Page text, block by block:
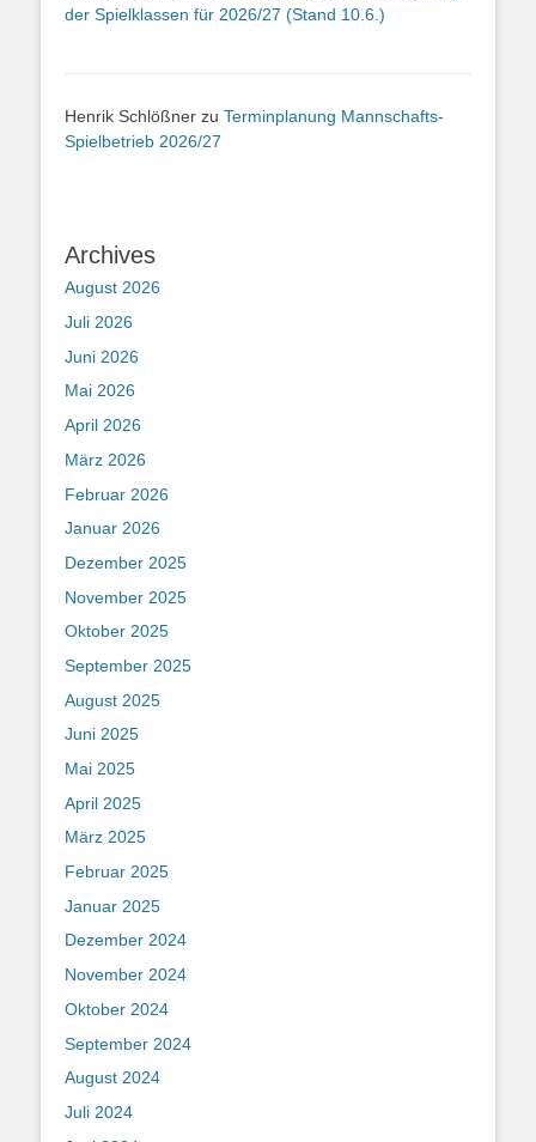
der Spielklassen für 2026/27 (Stand 10.6.)
Henrik Schlößner zu Terminplanung Mannschafts-
Spielbetrieb 2026/27
Archives
August 2026
Juli 2026
Juni 2026
Mai 2026
April 2026
März 2026
Februar 2026
Januar 2026
Dezember 2025
November 2025
Oktober 2025
September 2025
August 2025
Juni 2025
Mai 2025
April 2025
März 2025
Februar 2025
Januar 2025
Dezember 2024
November 2024
Oktober 2024
September 2024
August 2024
Juli 2024